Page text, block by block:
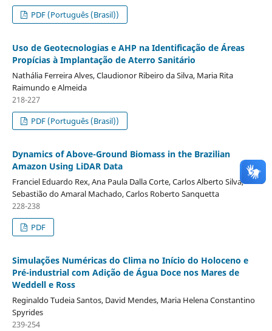
PDF (Português (Brasil))
Uso de Geotecnologias e AHP na Identificação de Áreas
Propícias à Implantação de Aterro Sanitário
Nathália Ferreira Alves, Claudionor Ribeiro da Silva, Maria Rita
Raimundo e Almeida
218-227
PDF (Português (Brasil))
Dynamics of Above-Ground Biomass in the Brazilian
Amazon Using LiDAR Data
Franciel Eduardo Rex, Ana Paula Dalla Corte, Carlos Alberto Silva,
Sebastião do Amaral Machado, Carlos Roberto Sanquetta
228-238
PDF
Simulações Numéricas do Clima no Início do Holoceno e
Pré-industrial com Adição de Água Doce nos Mares de
Weddell e Ross
Reginaldo Tudeia Santos, David Mendes, Maria Helena Constantino
Spyrides
239-254